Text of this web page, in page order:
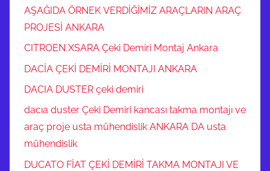
AŞAĞIDA ÖRNEK VERDİĞİMİZ ARAÇLARIN ARAÇ
PROJESİ ANKARA
CITROEN XSARA Çeki Demiri Montaj Ankara
DACİA ÇEKİ DEMİRİ MONTAJI ANKARA
DACIA DUSTER çeki demiri
dacıa duster Çeki Demiri kancası takma montajı ve
araç proje usta mühendislik ANKARA DA usta
mühendislik
DUCATO FİAT ÇEKİ DEMİRİ TAKMA MONTAJI VE